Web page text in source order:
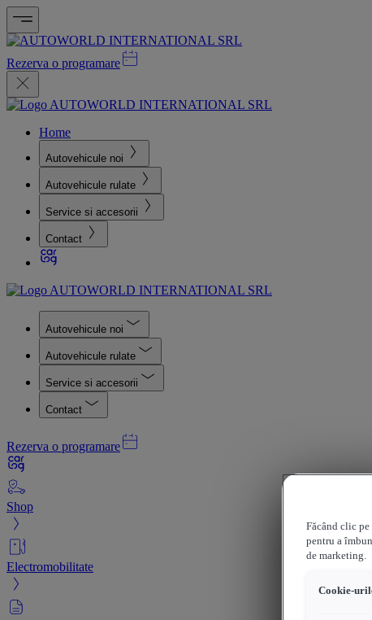
Rezerva o programare
Home
Autovehicule noi
Autovehicule rulate
Service si accesorii
Contact
Autovehicule noi
Autovehicule rulate
Service si accesorii
Contact
Rezerva o programare
Shop
Electromobilitate
Făcând clic
pentru a
de marketing.
Cookie-